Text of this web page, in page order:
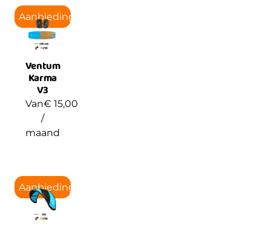
Aanbieding!
Ventum
Karma
V3
Van€ 15,00
/
maand
Aanbieding!